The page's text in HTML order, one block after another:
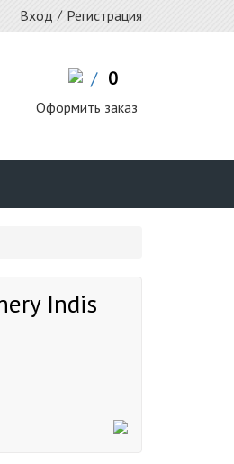
Вход / Регистрация
/ 0
Оформить заказ
Indis